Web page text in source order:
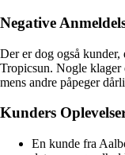
Negative
Der er dog også
Tropicsun. Nogle klager
mens andre påpeger
Kunders
En kunde fra